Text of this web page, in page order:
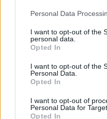
Please note that this
not limited to your visit or
grant or deny consent to
use your data for below
consent section.
Personal Data
I want to opt-out of the
personal data.
Opted In
I want to opt-out of the
Personal Data.
Opted In
I want to opt-out of
Personal Data for
Opted In
Barcelonában Oscar
spanyol Supersport bajnoki
2020-ból, az elmúlt
a spanyol Superbike
tehetséges spanyol
sikeresen teljesítette az
hét múlva